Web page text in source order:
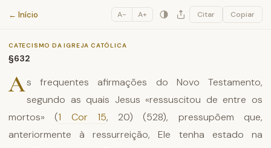
Catecismo da Igreja Católica
← Início A− A+ Citar Copiar
CATECISMO DA IGREJA CATÓLICA
§632
As frequentes afirmações do Novo Testamento,
segundo as quais Jesus «ressuscitou de entre os
mortos» (1 Cor 15, 20) (528), pressupõem que,
anteriormente à ressurreição, Ele tenha estado na